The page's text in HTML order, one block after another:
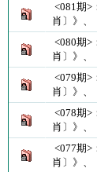
<081期>
肖〕》、
<080期>
肖〕》、
<079期>
肖〕》、
<078期>
肖〕》、
<077期>
肖〕》、